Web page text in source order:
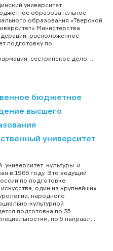
университет
образовательное
образования «Тверской
Министерства
расположенное
подготовку по
сестринское дело. ...
бюджетное
высшего
университет
университет культуры и
в 1966 году. Это ведущий
по подготовке
один из крупнейших
народного
культурной
подготовка по 35
по 5 направл...